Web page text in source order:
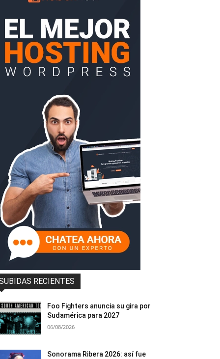
RECIENTES
Foo Fighters anuncia su gira por
Sudamérica para 2027
06/08/2026
Sonorama Ribera 2026: así fue